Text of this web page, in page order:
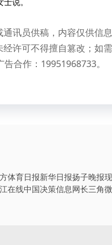
讯员供稿，内容仅供信
许可不得擅自篡改；如
合作：19951968733。
体育日报新华日报扬子晚报
在线中国决策信息网长三角